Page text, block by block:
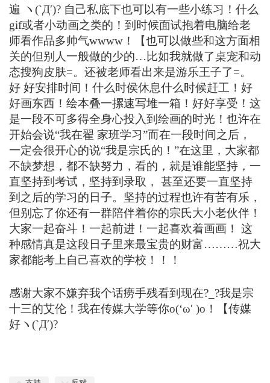
遍 ヽ(`Д′)? 自己私底下也可以有一些小练习！什么
gif或者小动画之类的！到时候面试抱着电脑给老
师看作品多帅气wwww！【也可以做些和这方面相
关的但别人一般做的少的…比如我就做了桌宠和动
态搜狗皮肤=。还被老师看出来是游乐王子了=。
好 好安排时间！什么时侯休息什么时候赶工！好
好画东西！绘本叠一摞速写堆一箱！好好享受！这
是一段不可多得全身心投入到绘画的时光！也许在
开始会说“我在翟 家班学习”而在一段时间之后，
一定会很开心的说“我是宗氏的！”在这里，大家都
不缺梦想，都不缺努力，看的，就是谁能坚持，一
直坚持到考试，坚持到录取， 甚至还要一直坚持
到之后的学习的日子。坚持的过程也许有苦有乐，
但别忘了你还有一群陪伴着你的宗氏大小老伙伴！
大家一起奋斗！一起前进！一起喜欢着画画！ 这
种感情真是这段日子里来最宝贵的财富………祝大
家都能考上自己喜欢的学校！！！
感谢大家不嫌弃我个话痨手残看到现在?_?我是宗
十三的艾伦！我在传媒大学等你o(‘ω′ )o！
【传媒
好ヽ(`Д′)?